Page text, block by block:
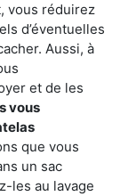
vous réduirez
d’éventuelles
Aussi, à
et de les
vous
que vous
un sac
les au lavage